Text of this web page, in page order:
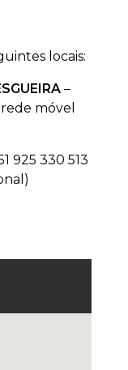
locais:
–
móvel
925 330 513